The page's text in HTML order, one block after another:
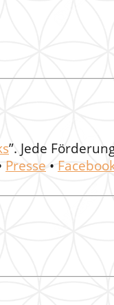
”. Jede
Presse •